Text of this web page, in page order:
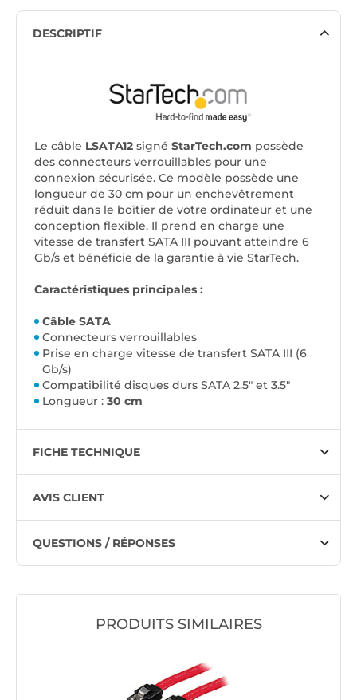
DESCRIPTIF
Le câble LSATA12 signé StarTech.com possède
des connecteurs verrouillables pour une
connexion sécurisée. Ce modèle possède une
longueur de 30 cm pour un enchevêtrement
réduit dans le boîtier de votre ordinateur et une
conception flexible. Il prend en charge une
vitesse de transfert SATA III pouvant atteindre 6
Gb/s et bénéficie de la garantie à vie StarTech.
Caractéristiques principales :
Câble SATA
Connecteurs verrouillables
Prise en charge vitesse de transfert SATA III (6
Gb/s)
Compatibilité disques durs SATA 2.5" et 3.5"
Longueur : 30 cm
FICHE TECHNIQUE
AVIS CLIENT
QUESTIONS / RÉPONSES
PRODUITS SIMILAIRES